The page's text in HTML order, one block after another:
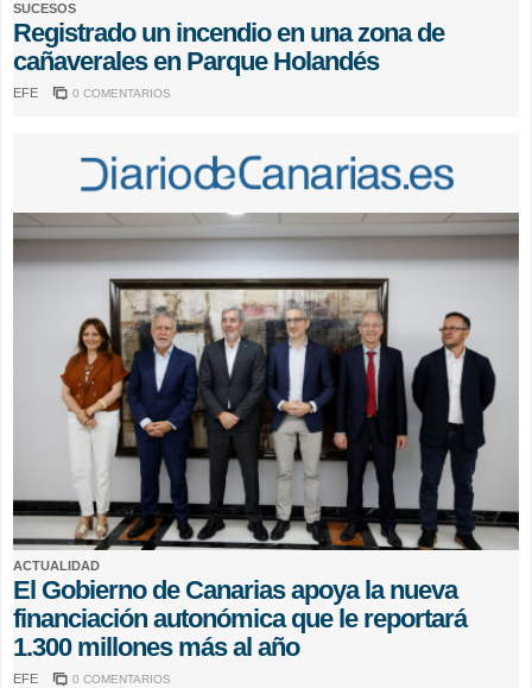
SUCESOS
Registrado un incendio en una zona de
cañaverales en Parque Holandés
EFE 0 COMENTARIOS
ACTUALIDAD
El Gobierno de Canarias apoya la nueva
financiación autonómica que le reportará
1.300 millones más al año
EFE 0 COMENTARIOS